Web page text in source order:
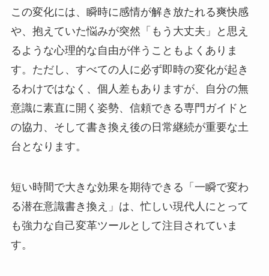
この変化には、瞬時に感情が解き放たれる爽快感
や、抱えていた悩みが突然「もう大丈夫」と思え
るような心理的な自由が伴うこともよくありま
す。ただし、すべての人に必ず即時の変化が起き
るわけではなく、個人差もありますが、自分の無
意識に素直に開く姿勢、信頼できる専門ガイドと
の協力、そして書き換え後の日常継続が重要な土
台となります。
短い時間で大きな効果を期待できる「一瞬で変わ
る潜在意識書き換え」は、忙しい現代人にとって
も強力な自己変革ツールとして注目されていま
す。